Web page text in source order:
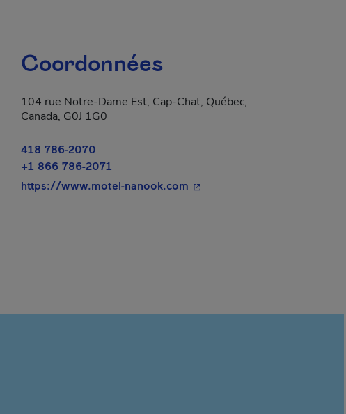
Coordonnées
104 rue Notre-Dame Est, Cap-Chat, Québec,
Canada, G0J 1G0
418 786-2070
+1 866 786-2071
https://www.motel-nanook.com - Cet hyperlien s'ouvrira